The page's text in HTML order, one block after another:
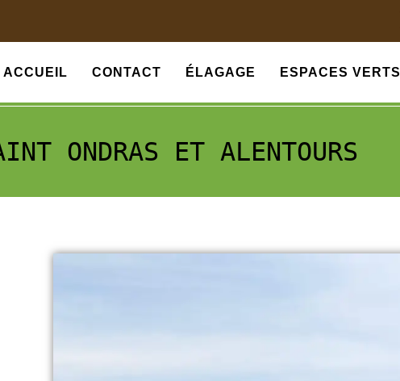
ACCUEIL CONTACT ÉLAGAGE ESPACES VERTS
ONDRAS ET ALENTOURS